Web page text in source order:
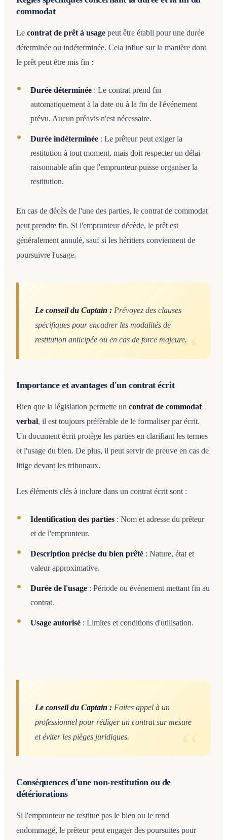
commodat
Le contrat de prêt à usage peut être établi pour une durée
déterminée ou indéterminée. Cela influe sur la manière dont
le prêt peut être mis fin :
Durée déterminée : Le contrat prend fin
automatiquement à la date ou à la fin de l'événement
prévu. Aucun préavis n'est nécessaire.
Durée indéterminée : Le prêteur peut exiger la
restitution à tout moment, mais doit respecter un délai
raisonnable afin que l'emprunteur puisse organiser la
restitution.
En cas de décès de l'une des parties, le contrat de commodat
peut prendre fin. Si l'emprunteur décède, le prêt est
généralement annulé, sauf si les héritiers conviennent de
poursuivre l'usage.
Le conseil du Captain : Prévoyez des clauses
spécifiques pour encadrer les modalités de
restitution anticipée ou en cas de force majeure.
Importance et avantages d'un contrat écrit
Bien que la législation permette un contrat de commodat
verbal, il est toujours préférable de le formaliser par écrit.
Un document écrit protège les parties en clarifiant les termes
et l'usage du bien. De plus, il peut servir de preuve en cas de
litige devant les tribunaux.
Les éléments clés à inclure dans un contrat écrit sont :
Identification des parties : Nom et adresse du prêteur
et de l'emprunteur.
Description précise du bien prêté : Nature, état et
valeur approximative.
Durée de l'usage : Période ou événement mettant fin au
contrat.
Usage autorisé : Limites et conditions d'utilisation.
Le conseil du Captain : Faites appel à un
professionnel pour rédiger un contrat sur mesure
et éviter les pièges juridiques.
Conséquences d'une non-restitution ou de
détériorations
Si l'emprunteur ne restitue pas le bien ou le rend
endommagé, le prêteur peut engager des poursuites pour